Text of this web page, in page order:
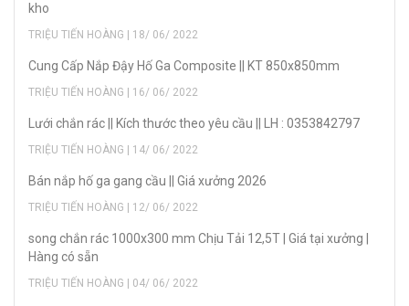
kho
TRIỆU TIẾN HOÀNG | 18/ 06/ 2022
Cung Cấp Nắp Đậy Hố Ga Composite || KT 850x850mm
TRIỆU TIẾN HOÀNG | 16/ 06/ 2022
Lưới chắn rác || Kích thước theo yêu cầu || LH : 0353842797
TRIỆU TIẾN HOÀNG | 14/ 06/ 2022
Bán nắp hố ga gang cầu || Giá xưởng 2026
TRIỆU TIẾN HOÀNG | 12/ 06/ 2022
song chắn rác 1000x300 mm Chịu Tải 12,5T | Giá tại xưởng |
Hàng có sẵn
TRIỆU TIẾN HOÀNG | 04/ 06/ 2022